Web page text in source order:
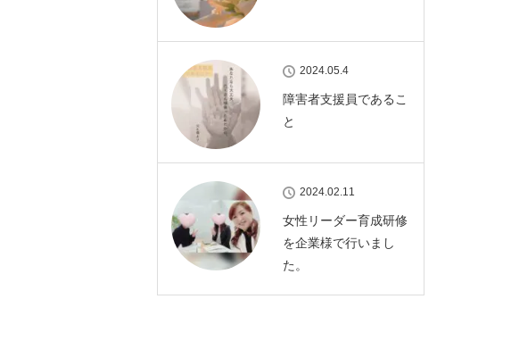
2024.05.4
障害者支援員であるこ
と
2024.02.11
女性リーダー育成研修
を企業様で行いまし
た。